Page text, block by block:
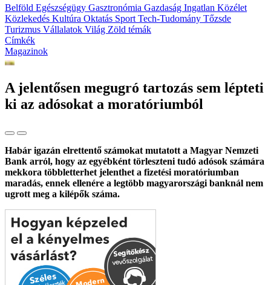
Belföld Egészségügy Gasztronómia Gazdaság Ingatlan Közélet
Közlekedés Kultúra Oktatás Sport Tech-Tudomány Tőzsde
Turizmus Vállalatok Világ Zöld témák
Címkék
Magazinok
A jelentősen megugró tartozás sem lépteti
ki az adósokat a moratóriumból
Habár igazán elrettentő számokat mutatott a Magyar Nemzeti
Bank arról, hogy az egyébként törleszteni tudó adósok számára
mekkora többletterhet jelenthet a fizetési moratóriumban
maradás, ennek ellenére a legtöbb magyarországi banknál nem
ugrott meg a kilépők száma.